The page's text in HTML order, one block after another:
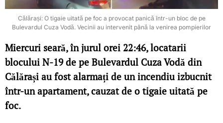
Călărași: O tigaie uitată pe foc a provocat panică într-un bloc de pe
Bulevardul Cuza Vodă. Vecinii au intervenit până la venirea pompierilor
Miercuri seară, în jurul orei 22:46, locatarii
blocului N-19 de pe Bulevardul Cuza Vodă din
Călărași au fost alarmați de un incendiu izbucnit
într-un apartament, cauzat de o tigaie uitată pe
foc.